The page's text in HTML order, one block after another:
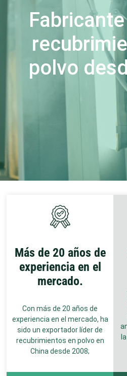
polvo
Más de 20 años de
experiencia en el
mercado.
Con más de 20 años de
experiencia en el mercado, ha
sido un exportador líder de
recubrimientos en polvo en
China desde 2008;